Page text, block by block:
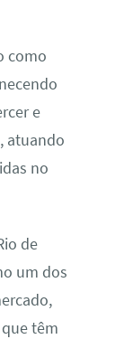
como
e
atuando
no
de
um dos
têm